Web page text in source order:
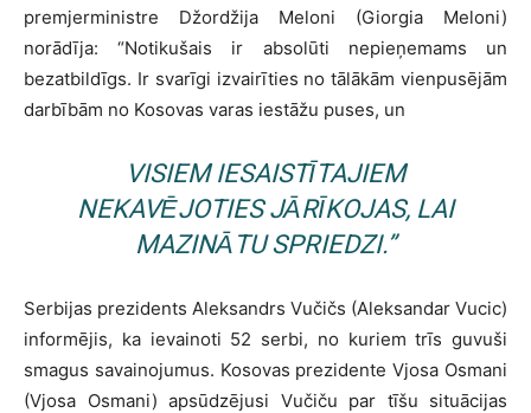
premjerministre Džordžija Meloni (Giorgia Meloni)
norādīja: “Notikušais ir absolūti nepieņemams un
bezatbildīgs. Ir svarīgi izvairīties no tālākām vienpusējām
darbībām no Kosovas varas iestāžu puses, un
VISIEM IESAISTĪTAJIEM
NEKAVĒJOTIES JĀRĪKOJAS, LAI
MAZINĀTU SPRIEDZI.”
Serbijas prezidents Aleksandrs Vučičs (Aleksandar Vucic)
informējis, ka ievainoti 52 serbi, no kuriem trīs guvuši
smagus savainojumus. Kosovas prezidente Vjosa Osmani
(Vjosa Osmani) apsūdzējusi Vučiču par tīšu situācijas